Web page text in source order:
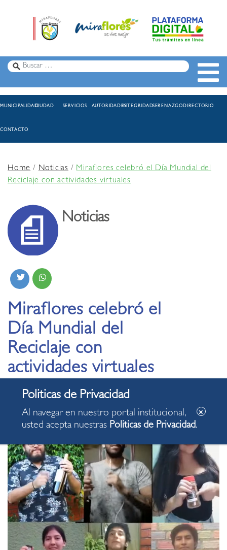
MUNICIPALIDADCIUDAD SERVICIOS AUTORIDADESINTEGRIDADSERENAZGODIRECTORIO
CONTACTO
Home/Noticias /Miraflores celebró el Día Mundial del
Reciclaje con actividades virtuales
Noticias
Miraflores celebró el
Día Mundial del
Reciclaje con
actividades virtuales
18.05.2020
Al navegar en nuestro portal institucional,
usted acepta nuestras Politicas de Privacidad.